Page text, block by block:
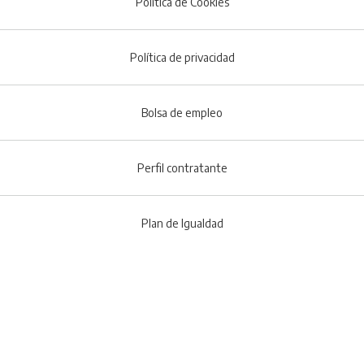
Política de privacidad
Bolsa de empleo
Perfil contratante
Plan de Igualdad